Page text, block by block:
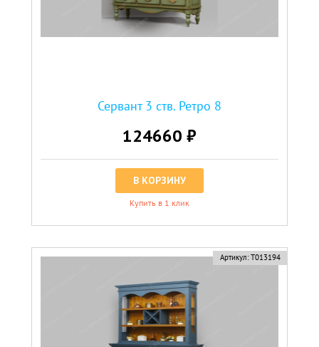
Сервант 3 ств. Ретро 8
124660 ₽
В КОРЗИНУ
Купить в 1 клик
Артикул: Т013194